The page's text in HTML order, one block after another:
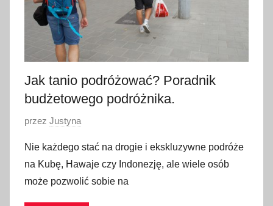
Jak tanio podróżować? Poradnik
budżetowego podróżnika.
O
u
b
l
i
przez Justyna
Nie każdego stać na drogie i ekskluzywne podróże
na Kubę, Hawaje czy Indonezję, ale wiele osób
może pozwolić sobie na